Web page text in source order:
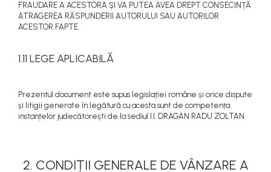
FRAUDARE A ACESTORA ȘI VA PUTEA AVEA DREPT CONSECINȚĂ
ATRAGEREA RĂSPUNDERII AUTORULUI SAU AUTORILOR
ACESTOR FAPTE.
1.11 LEGE APLICABILĂ
Prezentul document este supus legislației române și orice dispute
și litigii generate în legătură cu acesta sunt de competența
instanțelor judecătorești de la sediul I.I. DRAGAN RADU ZOLTAN.
2. CONDIȚII GENERALE DE VÂNZARE A